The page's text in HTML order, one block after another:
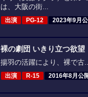
は、大阪の街...
出演 PG-12 2023年9月
裸の劇団 いきり立つ欲望
揚羽の活躍により、裸で古
出演 R-15 2016年8月公